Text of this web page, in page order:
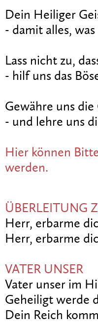
Dein Heiliger
- damit alles,
Lass nicht zu,
- hilf uns das
Gewähre uns
- und lehre uns
Hier können
werden.
ÜBERLEITUNG
Herr, erbarme
Herr, erbarme
VATER UNSER
Vater unser im
Geheiligt werde
Dein Reich